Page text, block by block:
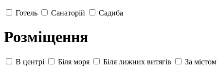
Готель Санаторій Садиба
Розміщення
В центрі Біля моря Біля лижних витягів За містом